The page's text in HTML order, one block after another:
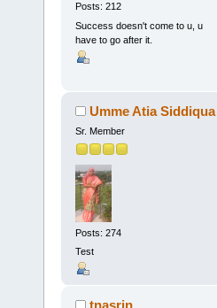
Posts: 212
Success doesn't come to u, u
have to go after it.
Umme Atia Siddiqua
Sr. Member
Posts: 274
Test
tnasrin